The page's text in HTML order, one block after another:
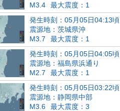
M3.4
最大震度：1
発生時刻：05月05日04:13頃
震源地：茨城県沖
M3.7
最大震度：1
発生時刻：05月05日04:05頃
震源地：福島県浜通り
M2.7
最大震度：1
発生時刻：05月05日03:22頃
震源地：静岡県中部
M3.6
最大震度：3